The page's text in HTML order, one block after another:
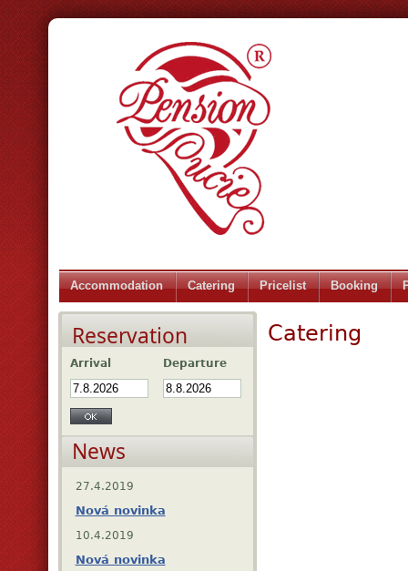
Reservation
Arrival Departure
Accommodation Catering Pricelist Booking
News
27.4.2019
Nová novinka
10.4.2019
Nová novinka
Catering